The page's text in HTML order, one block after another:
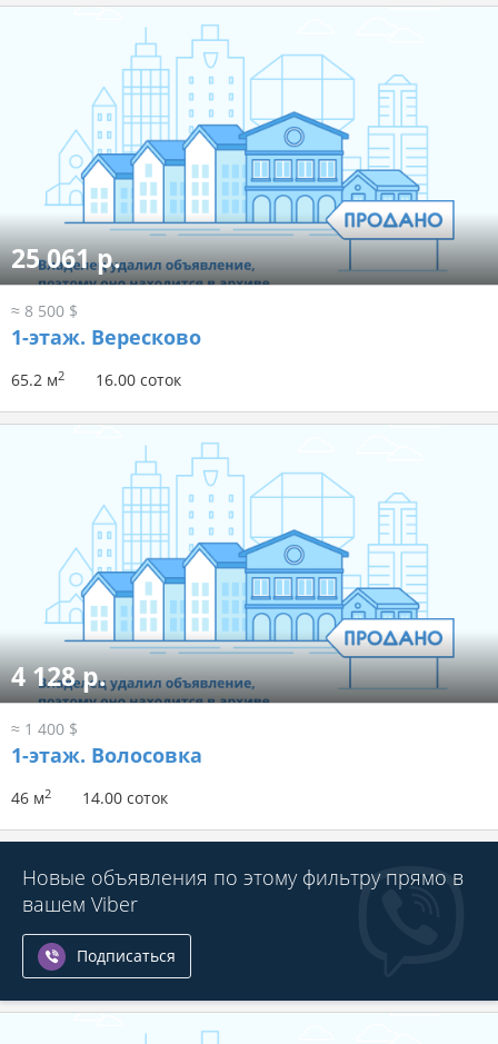
25 061 р.
≈ 8 500 $
1-этаж. Вересково
65.2 м2 16.00 соток
4 128 р.
≈ 1 400 $
1-этаж. Волосовка
46 м2 14.00 соток
Новые объявления по этому фильтру прямо в
вашем Viber
Подписаться